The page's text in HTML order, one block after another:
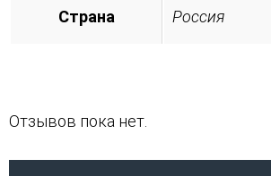
Страна Россия
Отзывов пока нет.